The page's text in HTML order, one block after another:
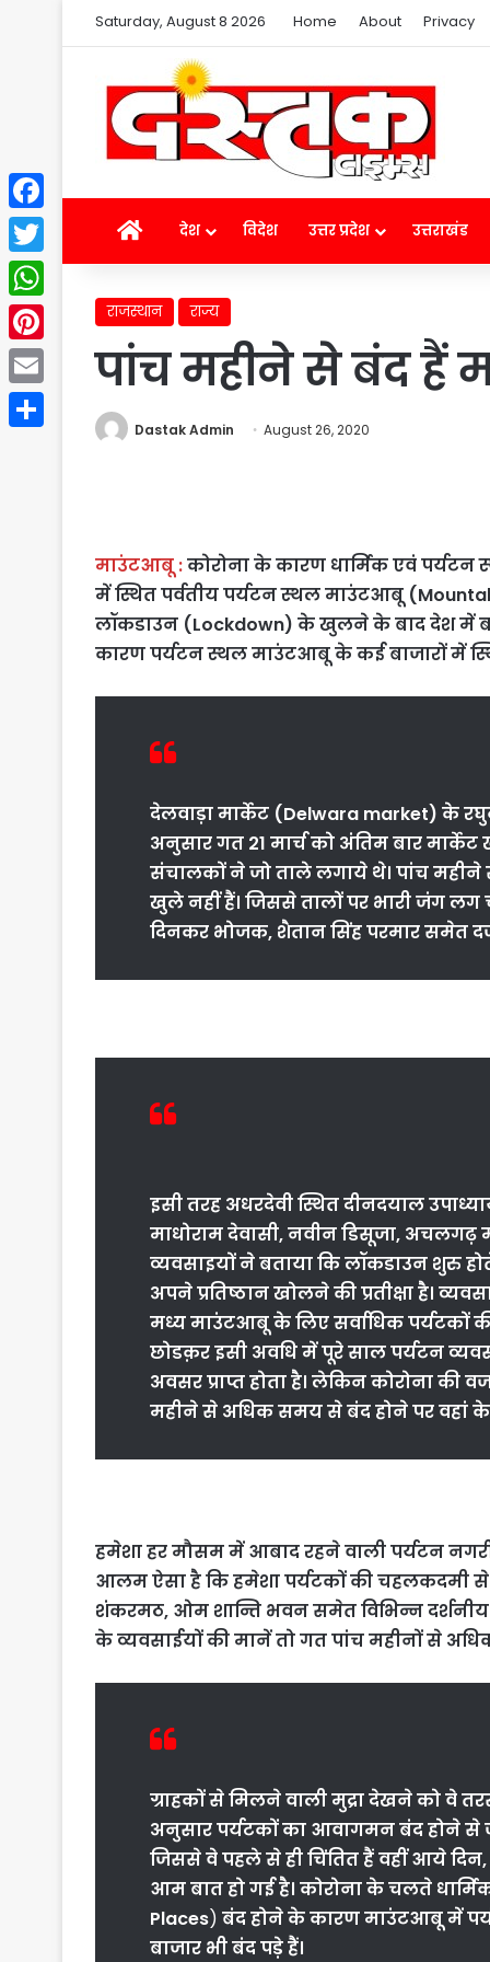
Saturday, August 8 2026 Home About Privacy
Homeदेश विदेश उत्तर प्रदेश उत्तराखंड
राजस्थान राज्य
पांच महीने से बंद हैं
Dastak Admin August 26, 2020
माउंटआबू :कोरोना के कारण धार्मिक एवं पर्यटन
में स्थित पर्वतीय पर्यटन स्थल माउंटआबू
लॉकडाउन (Lockdown) के खुलने के बाद देश में
कारण पर्यटन स्थल माउंटआबू के कई बाजारों में
देलवाड़ा मार्केट (Delwara market) के
अनुसार गत 21 मार्च को अंतिम बार
संचालकों ने जो ताले लगाये थे। पांच
खुले नहीं हैं। जिससे तालों पर भारी जंग लग
दिनकर भोजक, शैतान सिंह परमार समेत
इसी तरह अधरदेवी स्थित दीनदयाल
माधोराम देवासी, नवीन डिसूजा, अचलगढ़
व्यवसाइयोंने बताया कि लॉकडाउन शुरु
अपने प्रतिष्ठान खोलने की प्रतीक्षा है।
मध्य माउंटआबू के लिए सर्वाधिक पर्यटकों
छोडक़र इसी अवधि में पूरे साल पर्यटन
अवसर प्राप्त होता है। लेकिन कोरोना
महीने से अधिक समय से बंद होने पर वहां के
हमेशा हर मौसम में आबाद रहने वाली पर्यटन
आलम ऐसा है कि हमेशा पर्यटकों की चहलकदमी
शंकरमठ, ओम शान्ति भवन समेत विभिन्न दर्शनीय
के व्यवसाईयों की मानें तो गत पांच महीनों से
ग्राहकों से मिलने वाली मुद्रा देखने को वे
अनुसार पर्यटकों का आवागमन बंद होने से
जिससे वे पहले से ही चिंतित हैं वहीं आये
आम बात हो गई है। कोरोना के चलते
Places) बंद होने के कारण माउंटआबू में
बाजार भी बंद पड़े हैं।
Facebook
Twitter
WhatsApp
Pinterest
Email